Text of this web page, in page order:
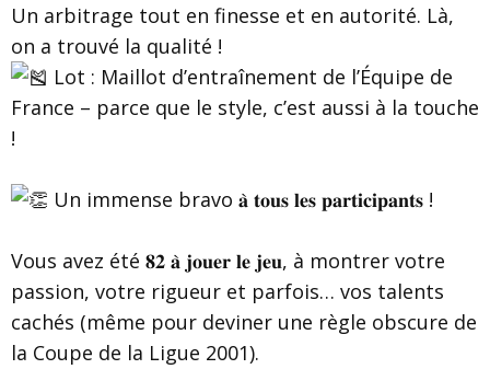
Un arbitrage tout en finesse et en autorité. Là,
on a trouvé la qualité !
Lot : Maillot d’entraînement de l’Équipe de
France – parce que le style, c’est aussi à la touche
!
Un immense bravo 𝐚̀ 𝐭𝐨𝐮𝐬 𝐥𝐞𝐬 𝐩𝐚𝐫𝐭𝐢𝐜𝐢𝐩𝐚𝐧𝐭𝐬 !
Vous avez été 𝟖𝟐 𝐚̀ 𝐣𝐨𝐮𝐞𝐫 𝐥𝐞 𝐣𝐞𝐮, à montrer votre
passion, votre rigueur et parfois… vos talents
cachés (même pour deviner une règle obscure de
la Coupe de la Ligue 2001).